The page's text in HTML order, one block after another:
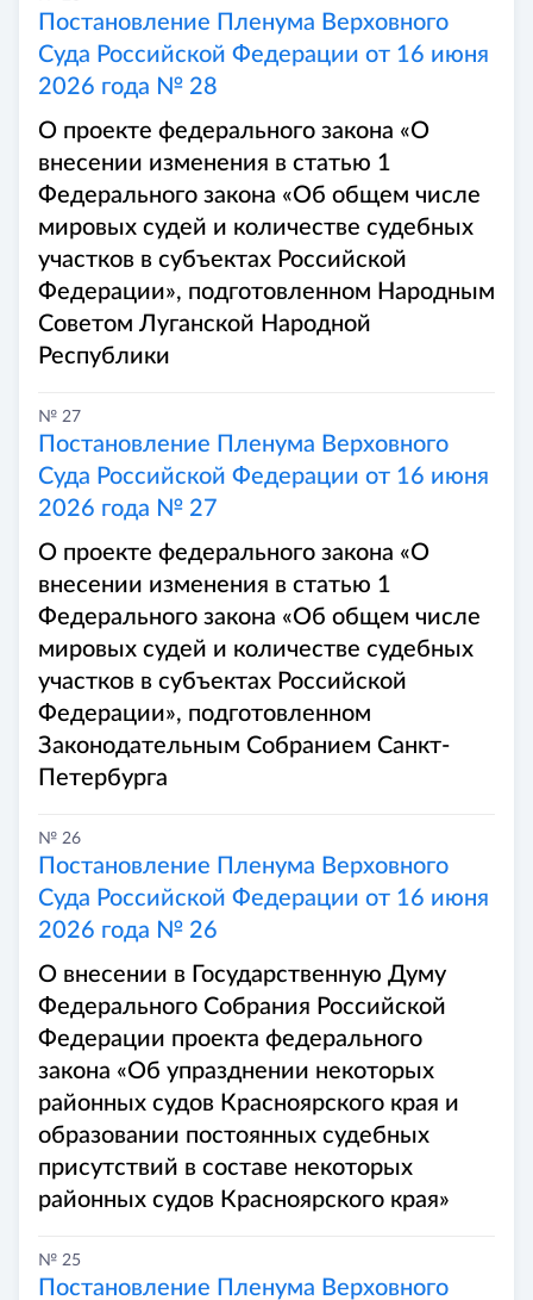
Постановление Пленума Верховного
Суда Российской Федерации от 16 июня
2026 года № 28
О проекте федерального закона «О
внесении изменения в статью 1
Федерального закона «Об общем числе
мировых судей и количестве судебных
участков в субъектах Российской
Федерации», подготовленном Народным
Советом Луганской Народной
Республики
№ 27
Постановление Пленума Верховного
Суда Российской Федерации от 16 июня
2026 года № 27
О проекте федерального закона «О
внесении изменения в статью 1
Федерального закона «Об общем числе
мировых судей и количестве судебных
участков в субъектах Российской
Федерации», подготовленном
Законодательным Собранием Санкт-
Петербурга
№ 26
Постановление Пленума Верховного
Суда Российской Федерации от 16 июня
2026 года № 26
О внесении в Государственную Думу
Федерального Собрания Российской
Федерации проекта федерального
закона «Об упразднении некоторых
районных судов Красноярского края и
образовании постоянных судебных
присутствий в составе некоторых
районных судов Красноярского края»
№ 25
Постановление Пленума Верховного